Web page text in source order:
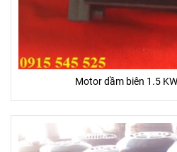
Motor dầm biên 1.5